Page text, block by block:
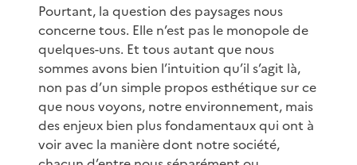
Pourtant, la question des paysages nous
concerne tous. Elle n’est pas le monopole de
quelques-uns. Et tous autant que nous
sommes avons bien l’intuition qu’il s’agit là,
non pas d’un simple propos esthétique sur ce
que nous voyons, notre environnement, mais
des enjeux bien plus fondamentaux qui ont à
voir avec la manière dont notre société,